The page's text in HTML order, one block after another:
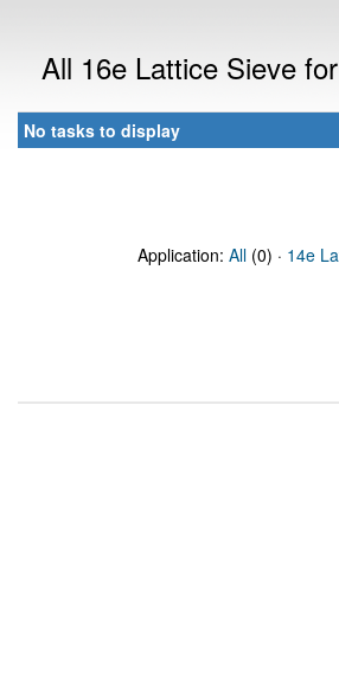
All 16e Lattice Sieve
No tasks to display
Application: All (0) · 14e